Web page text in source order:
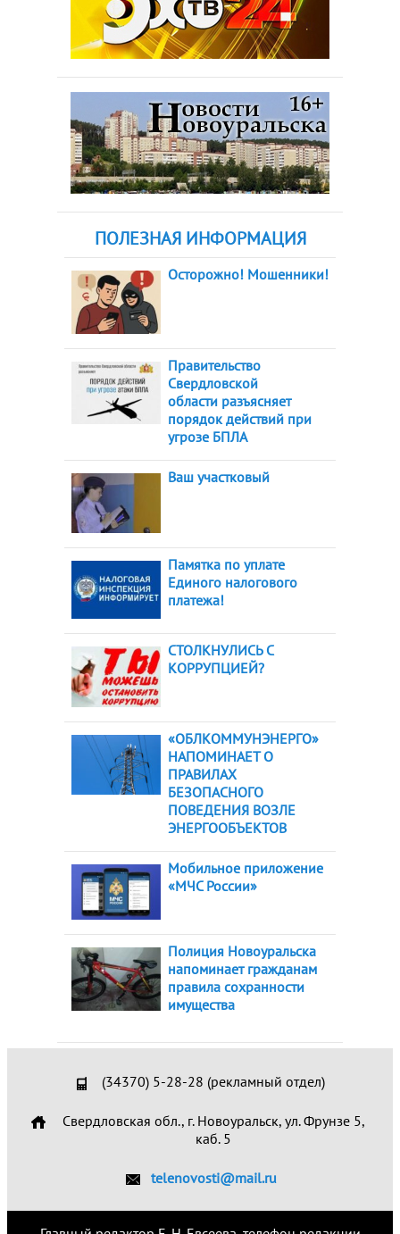
ПОЛЕЗНАЯ ИНФОРМАЦИЯ
Осторожно! Мошенники!
Правительство
Свердловской
области разъясняет
порядок действий при
угрозе БПЛА
Ваш участковый
Памятка по уплате
Единого налогового
платежа!
СТОЛКНУЛИСЬ С
КОРРУПЦИЕЙ?
«ОБЛКОММУНЭНЕРГО»
НАПОМИНАЕТ О
ПРАВИЛАХ
БЕЗОПАСНОГО
ПОВЕДЕНИЯ ВОЗЛЕ
ЭНЕРГООБЪЕКТОВ
Мобильное приложение
«МЧС России»
Полиция Новоуральска
напоминает гражданам
правила сохранности
имущества
(34370) 5-28-28 (рекламный отдел)
Свердловская обл., г. Новоуральск, ул. Фрунзе 5,
каб. 5
telenovosti@mail.ru